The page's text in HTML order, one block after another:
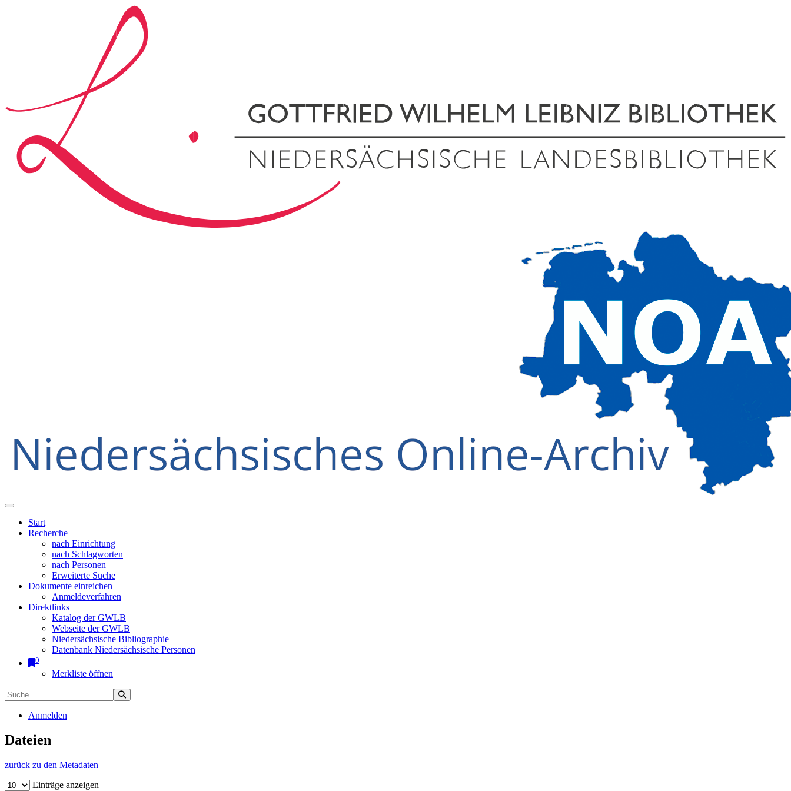
Start
Recherche
nach Einrichtung
nach Schlagworten
nach Personen
Erweiterte Suche
Dokumente einreichen
Anmeldeverfahren
Direktlinks
Katalog der GWLB
Webseite der GWLB
Niedersächsische Bibliographie
Datenbank Niedersächsische Personen
0
Merkliste öffnen
Anmelden
Dateien
zurück zu den Metadaten
Einträge anzeigen